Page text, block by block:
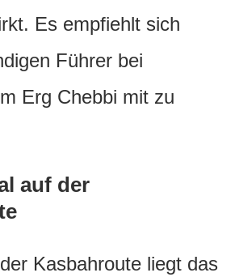
Es empfiehlt sich
Führer bei
Erg Chebbi mit zu
auf der
Kasbahroute liegt das